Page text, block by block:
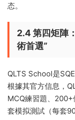
态。
2.4 第四矩陣
術首選”
QLTS School是
根據其官方信息，
MCQ練習題、
套模拟測試（每套90